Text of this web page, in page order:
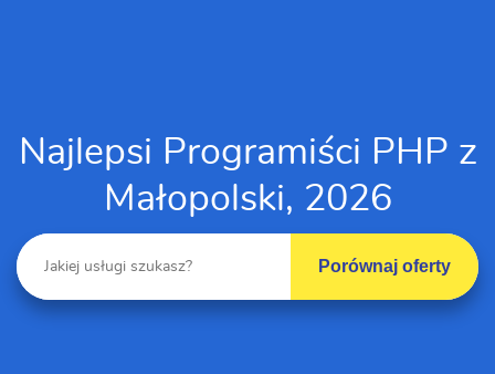
Najlepsi Programiści PHP z
Małopolski, 2026
Porównaj oferty